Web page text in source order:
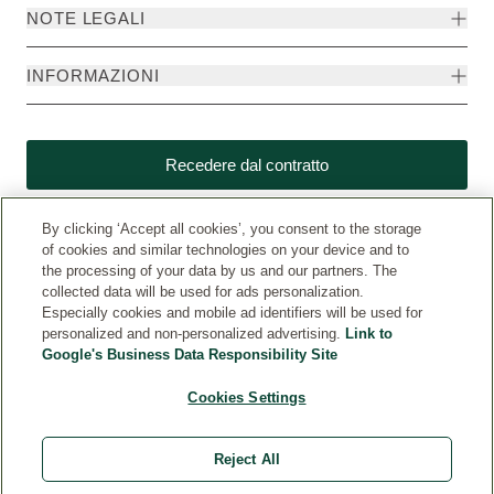
NOTE LEGALI
INFORMAZIONI
Recedere dal contratto
By clicking ‘Accept all cookies’, you consent to the storage
of cookies and similar technologies on your device and to
the processing of your data by us and our partners. The
collected data will be used for ads personalization.
Especially cookies and mobile ad identifiers will be used for
personalized and non-personalized advertising. Link to
Google's Business Data Responsibility Site
Cookies Settings
Reject All